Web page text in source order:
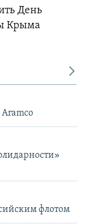
День
Крыма
флотом